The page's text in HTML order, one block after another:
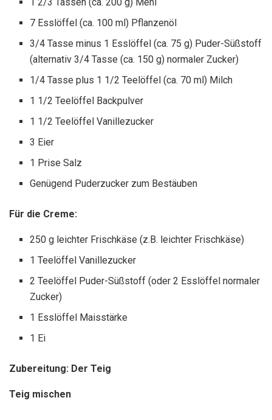
7 Esslöffel (ca. 100 ml) Pflanzenöl
3/4 Tasse minus 1 Esslöffel (ca. 75 g) Puder-Süßstoff
(alternativ 3/4 Tasse (ca. 150 g) normaler Zucker)
1/4 Tasse plus 1 1/2 Teelöffel (ca. 70 ml) Milch
1 1/2 Teelöffel Backpulver
1 1/2 Teelöffel Vanillezucker
3 Eier
1 Prise Salz
Genügend Puderzucker zum Bestäuben
Für die Creme:
250 g leichter Frischkäse (z.B. leichter Frischkäse)
1 Teelöffel Vanillezucker
2 Teelöffel Puder-Süßstoff (oder 2 Esslöffel normaler
Zucker)
1 Esslöffel Maisstärke
1 Ei
Zubereitung: Der Teig
Teig mischen